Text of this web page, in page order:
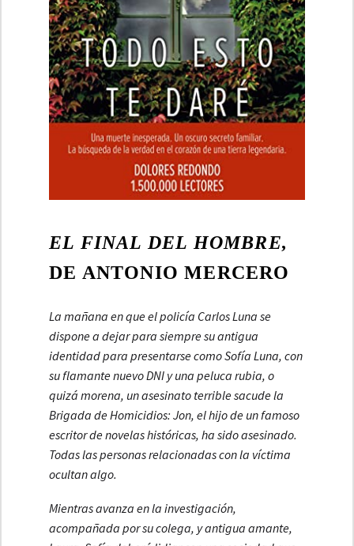
EL FINAL DEL HOMBRE,
DE ANTONIO MERCERO
La mañana en que el policía Carlos Luna se
dispone a dejar para siempre su antigua
identidad para presentarse como Sofía Luna, con
su flamante nuevo DNI y una peluca rubia, o
quizá morena, un asesinato terrible sacude la
Brigada de Homicidios: Jon, el hijo de un famoso
escritor de novelas históricas, ha sido asesinado.
Todas las personas relacionadas con la víctima
ocultan algo.
Mientras avanza en la investigación,
acompañada por su colega, y antigua amante,